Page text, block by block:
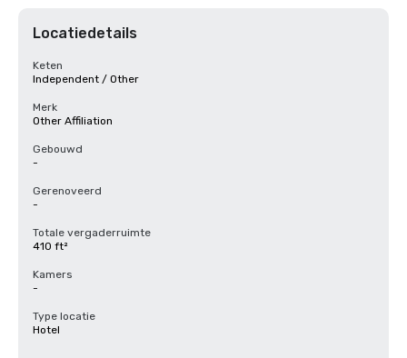
Locatiedetails
Keten
Independent / Other
Merk
Other Affiliation
Gebouwd
-
Gerenoveerd
-
Totale vergaderruimte
410 ft²
Kamers
-
Type locatie
Hotel